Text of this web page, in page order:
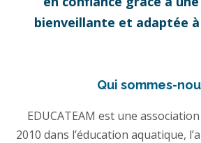
bienveillante et adaptée à
Qui sommes-
EDUCATEAM est une
2010 dans l’éducation aquatique,